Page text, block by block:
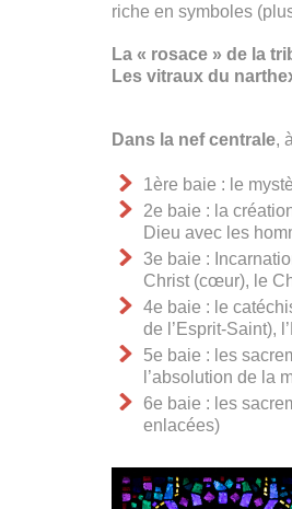
riche en symboles
La « rosace » de la
Les vitraux du
Dans la nef centrale,
1ère baie : le
2e baie : la
Dieu avec les
3e baie :
Christ (cœur), le
4e baie : le
de l’Esprit-Saint),
5e baie : les
l’absolution de la
6e baie : les
enlacées)